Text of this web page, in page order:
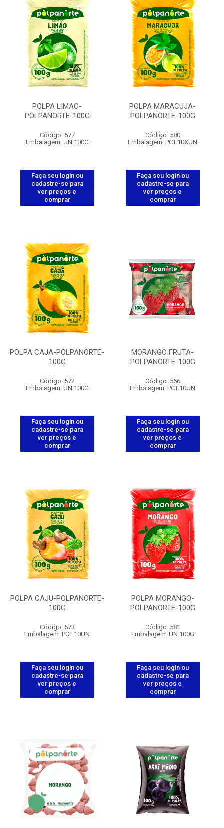
POLPA LIMAO-
POLPANORTE-100G
Código: 577
Embalagem: UN.100G
Faça seu login ou
cadastre-se para
ver preços e
comprar
POLPA MARACUJA-
POLPANORTE-100G
Código: 580
Embalagem: PCT.10XUN
Faça seu login ou
cadastre-se para
ver preços e
comprar
POLPA CAJA-POLPANORTE-
100G
Código: 572
Embalagem: UN.100G
Faça seu login ou
cadastre-se para
ver preços e
comprar
MORANGO FRUTA-
POLPANORTE-100G
Código: 566
Embalagem: PCT.10UN
Faça seu login ou
cadastre-se para
ver preços e
comprar
POLPA CAJU-POLPANORTE-
100G
Código: 573
Embalagem: PCT.10UN
Faça seu login ou
cadastre-se para
ver preços e
comprar
POLPA MORANGO-
POLPANORTE-100G
Código: 581
Embalagem: UN.100G
Faça seu login ou
cadastre-se para
ver preços e
comprar